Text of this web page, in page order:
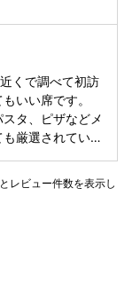
くで調べて初訪
いい席です。
タ、ピザなどメ
厳選されていて
サラダは日間賀
。 パスタもエビ
レビュー件数を表示し